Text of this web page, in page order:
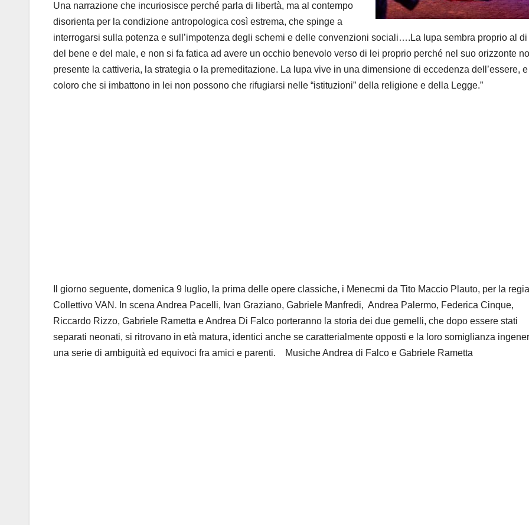
Una narrazione che incuriosisce perché parla di libertà, ma al contempo
disorienta per la condizione antropologica così estrema, che spinge a
interrogarsi sulla potenza e sull’impotenza degli schemi e delle convenzioni sociali….La lupa sembra proprio al di
del bene e del male, e non si fa fatica ad avere un occhio benevolo verso di lei proprio perché nel suo orizzonte
presente la cattiveria, la strategia o la premeditazione. La lupa vive in una dimensione di eccedenza dell’essere, e
coloro che si imbattono in lei non possono che rifugiarsi nelle “istituzioni” della religione e della Legge.”
Il giorno seguente, domenica 9 luglio, la prima delle opere classiche, i Menecmi da Tito Maccio Plauto, per la regia
Collettivo VAN . In scena Andrea Pacelli, Ivan Graziano, Gabriele Manfredi, Andrea Palermo, Federica Cinque,
Riccardo Rizzo, Gabriele Rametta e Andrea Di Falco porteranno la storia dei due gemelli, che dopo essere stati
separati neonati, si ritrovano in età matura, identici anche se caratterialmente opposti e la loro somiglianza
una serie di ambiguità ed equivoci fra amici e parenti.
Musiche Andrea di Falco e Gabriele Rametta